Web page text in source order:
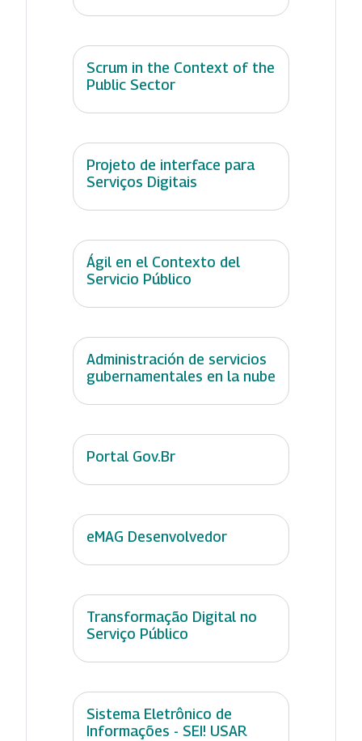
Scrum in the Context of the
Public Sector
Projeto de interface para
Serviços Digitais
Ágil en el Contexto del
Servicio Público
Administración de servicios
gubernamentales en la nube
Portal Gov.Br
eMAG Desenvolvedor
Transformação Digital no
Serviço Público
Sistema Eletrônico de
Informações - SEI! USAR